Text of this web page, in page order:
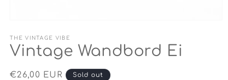
1
in
modal
THE VINTAGE VIBE
Vintage Wandbord Ei
Regular
€26,00 EUR Sold out